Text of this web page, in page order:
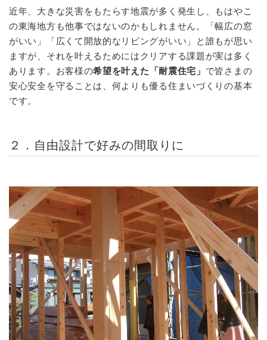
近年、大きな災害をもたらす地震が多く発生し、もはやこ
の東海地方も他事ではないのかもしれません。「幅広の窓
がいい」「広くて開放的なリビングがいい」と誰もが思い
ますが、それを叶えるためにはクリアする課題が実は多く
あります。お客様の希望を叶えた「耐震住宅」 で皆さまの
安心安全を守ることは、何よりも優る住まいづくりの基本
です。
２．自由設計で好みの間取りに